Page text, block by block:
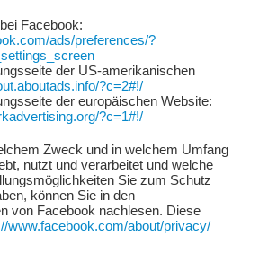
Facebook:
ads/preferences/?
der US-amerikanischen
?c=2#!/
der europäischen Website:
?c=1#!/
Zweck und in welchem Umfang
nutzt und verarbeitet und welche
Sie zum Schutz
können Sie in den
von Facebook nachlesen. Diese
www.facebook.com/about/privacy/